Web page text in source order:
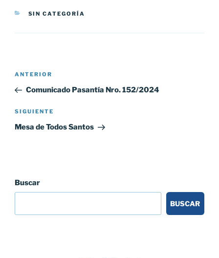
CATEGORÍAS
SIN CATEGORÍA
Navegación
entradas
Entrada
anterior:
ANTERIOR
Comunicado Pasantía Nro. 152/2024
Siguiente
entrada
SIGUIENTE
Mesa de Todos Santos
Buscar
BUSCAR